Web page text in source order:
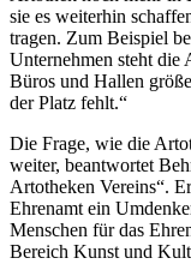
sie es weiterhin
tragen. Zum Beispiel
Unternehmen steht die
Büros und Hallen
der Platz fehlt.“
Die Frage, wie die
weiter, beantwortet
Artotheken Vereins“.
Ehrenamt ein
Menschen für das
Bereich Kunst und